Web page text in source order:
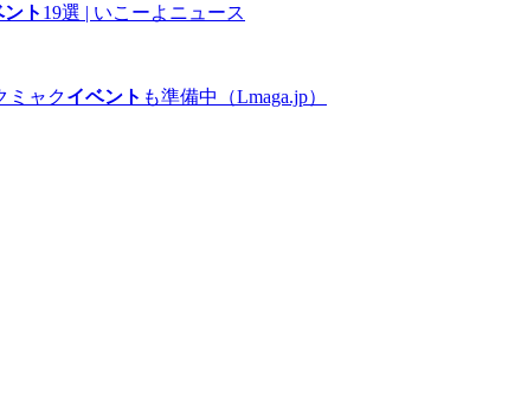
ト 19選 | いこーよニュース
ミャクイベント も準備中（Lmaga.jp）